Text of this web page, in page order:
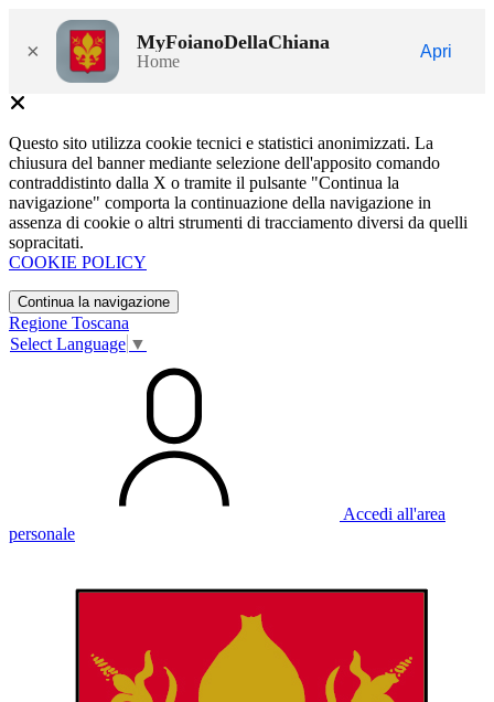
× MyFoianoDellaChiana
Home
Apri
Questo sito utilizza cookie tecnici e statistici anonimizzati. La
chiusura del banner mediante selezione dell'apposito comando
contraddistinto dalla X o tramite il pulsante "Continua la
navigazione" comporta la continuazione della navigazione in
assenza di cookie o altri strumenti di tracciamento diversi da quelli
sopracitati.
COOKIE POLICY
Continua la navigazione
Regione Toscana
Select Language ▼
Accedi all'area
personale